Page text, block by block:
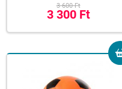
3 600 Ft
3 300 Ft